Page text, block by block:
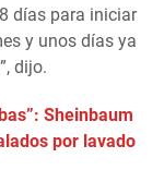
días para iniciar
y unos días ya
dijo.
Sheinbaum
por lavado